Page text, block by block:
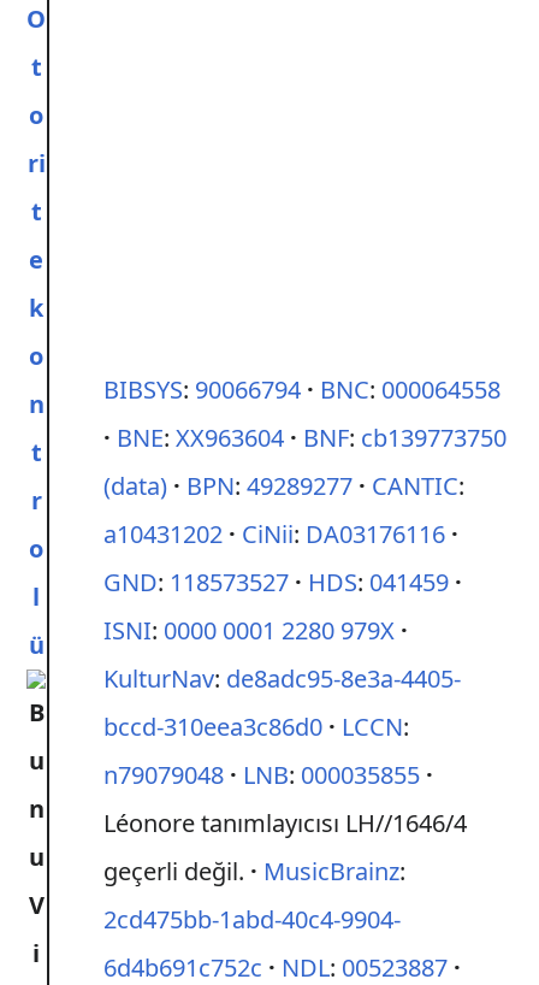
O
t
o
ri
t
e
k
o
n
t
r
o
l
ü
BIBSYS: 90066794 BNC: 000064558
BNE: XX963604 BNF: cb139773750
(data)
BPN: 49289277 CANTIC:
a10431202
CiNii: DA03176116
GND: 118573527 HDS: 041459
ISNI: 0000 0001 2280 979X
KulturNav: de8adc95-8e3a-4405-
bccd-310eea3c86d0
LCCN:
n79079048
LNB: 000035855
Léonore tanımlayıcısı LH//1646/4
geçerli değil.
MusicBrainz:
2cd475bb-1abd-40c4-9904-
6d4b691c752c
NDL: 00523887